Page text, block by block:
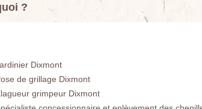
?
Dixmont
de grillage Dixmont
grimpeur Dixmont